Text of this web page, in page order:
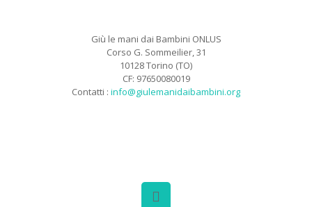
Giù le mani dai Bambini ONLUS
Corso G. Sommeilier, 31
10128 Torino (TO)
CF: 97650080019
Contatti : info@giulemanidaibambini.org